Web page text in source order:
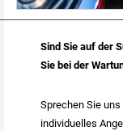
Sind Sie auf der
Sie bei der
Sprechen Sie
individuelles